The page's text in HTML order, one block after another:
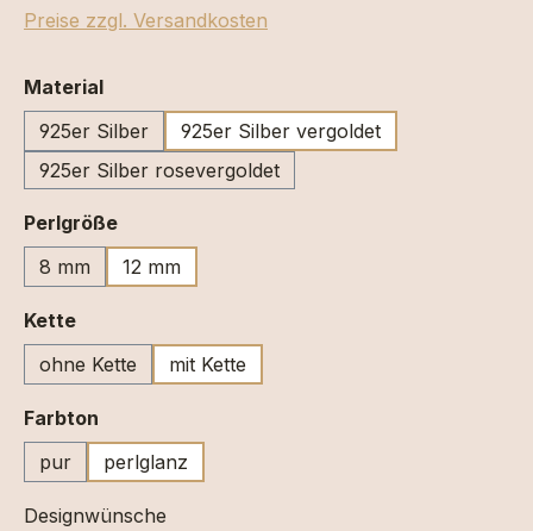
Preise zzgl. Versandkosten
Materialauswählen
925er Silber
925er Silber vergoldet
925er Silber rosevergoldet
Perlgrößeauswählen
8 mm
12 mm
Ketteauswählen
ohne Kette
mit Kette
Farbton
pur
perlglanz
Designwünsche